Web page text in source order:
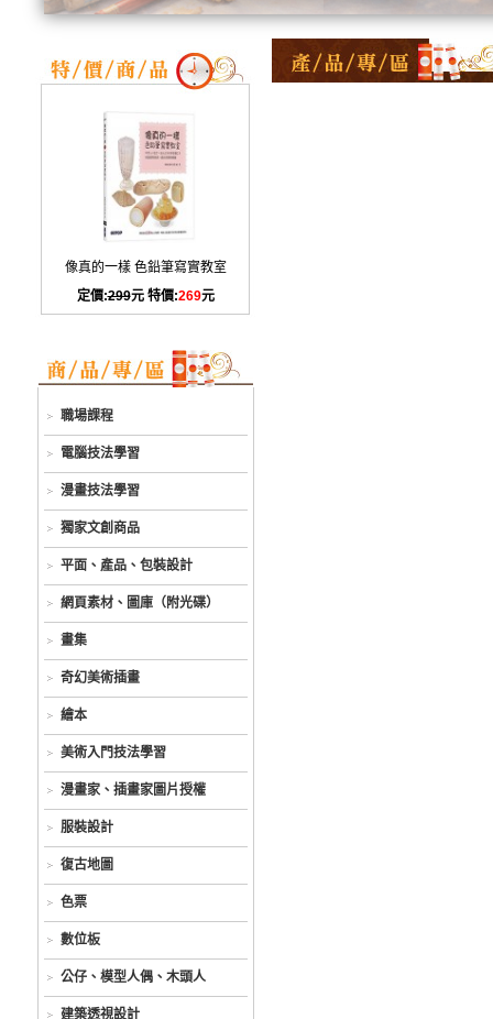
像真的一樣 色鉛筆寫實教室
定價:299元 特價:269元
職場課程
電腦技法學習
漫畫技法學習
獨家文創商品
平面、產品、包裝設計
網頁素材、圖庫（附光碟）
畫集
奇幻美術插畫
繪本
美術入門技法學習
漫畫家、插畫家圖片授權
服裝設計
復古地圖
色票
數位板
公仔、模型人偶、木頭人
建築透視設計